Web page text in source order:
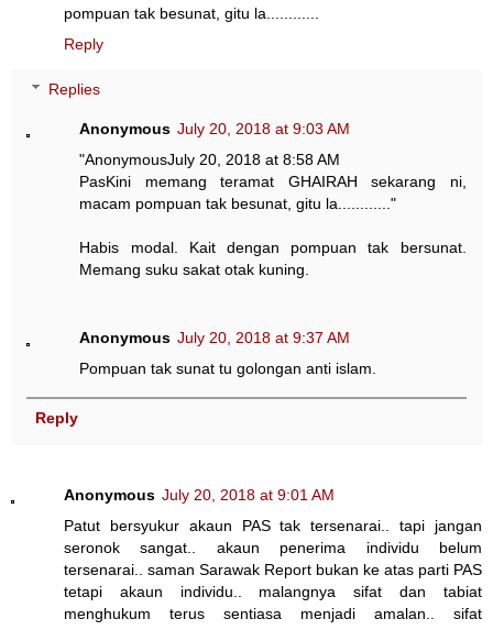
pompuan tak besunat, gitu la............
Reply
Replies
Anonymous July 20, 2018 at 9:03 AM
"AnonymousJuly 20, 2018 at 8:58 AM
PasKini memang teramat GHAIRAH sekarang ni,
macam pompuan tak besunat, gitu la............"
Habis modal. Kait dengan pompuan tak bersunat.
Memang suku sakat otak kuning.
Anonymous July 20, 2018 at 9:37 AM
Pompuan tak sunat tu golongan anti islam.
Reply
Anonymous July 20, 2018 at 9:01 AM
Patut bersyukur akaun PAS tak tersenarai.. tapi jangan
seronok sangat.. akaun penerima individu belum
tersenarai.. saman Sarawak Report bukan ke atas parti PAS
tetapi akaun individu.. malangnya sifat dan tabiat
menghukum terus sentiasa menjadi amalan.. sifat